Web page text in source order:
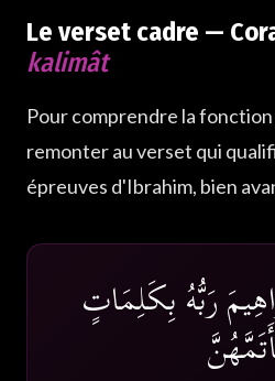
Le verset cadre —
kalimât
Pour comprendre la
remonter au verset qui
épreuves d'Ibrahim, bien
رَبُّهُ بِكَلِمَاتٍ